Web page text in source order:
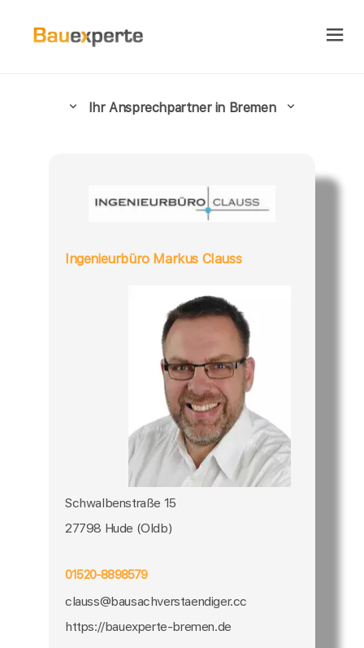
Ihr Ansprechpartner in Bremen
Ingenieurbüro Markus Clauss
Schwalbenstraße 15
27798 Hude (Oldb)
01520-8898579
clauss@bausachverstaendiger.cc
https://bauexperte-bremen.de